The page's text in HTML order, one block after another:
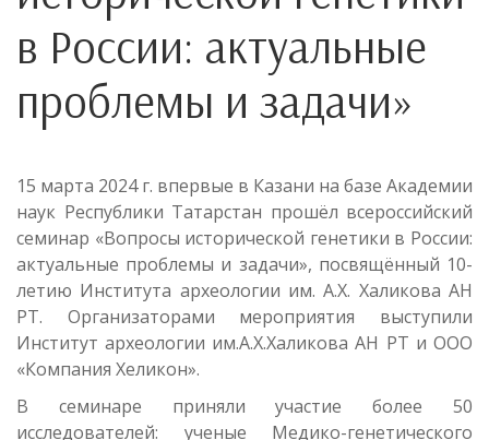
в России: актуальные
проблемы и задачи»
15 марта 2024 г. впервые в Казани на базе Академии
наук Республики Татарстан прошёл всероссийский
семинар «Вопросы исторической генетики в России:
актуальные проблемы и задачи», посвящённый 10-
летию Института археологии им. А.Х. Халикова АН
РТ. Организаторами мероприятия выступили
Институт археологии им.А.Х.Халикова АН РТ и ООО
«Компания Хеликон».
В семинаре приняли участие более 50
исследователей: ученые Медико-генетического